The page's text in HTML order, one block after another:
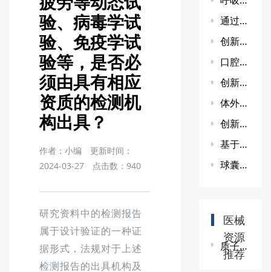
验、病毒学试
验、免疫学试
验等，是否必
须由具有相应
资质的检测机
构出具？
作者：小编
更新时间：
2024-03-27
点击数： 940
研究资料中的检测报告
属于设计验证的一种证
据形式，法规对于上述
检测报告的出具机构及
通过戊二醛浸泡进行消毒、灭菌的医疗器械，其残留毒性如何评价
创新医疗器械动物实验实践案例-植入式可充电脊髓神经刺激器
口腔科医疗器械临床试验介绍11：超声骨刀
创新医疗器械动物实验实践案例-植入式骶神经刺激器套件
体外诊断试剂说明书【产品性能指标】中需要说明什么内容？
创新医疗器械动物实验实践案例-左心耳封堵器系统
基于二代测序技术的体外诊断试剂盒，是否应将预建库试剂包含于试剂盒的组成中进行注册申报
球囊扩张导管产品技术要求中额定爆破压指标应如何制定
医械
资源
推荐
质子/碳离子治疗系统技术审查指导原则